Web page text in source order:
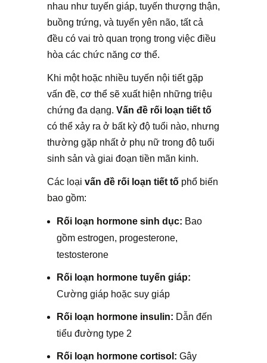
nhau như tuyến giáp, tuyến thượng thận,
buồng trứng, và tuyến yên não, tất cả
đều có vai trò quan trọng trong việc điều
hòa các chức năng cơ thể.
Khi một hoặc nhiều tuyến nội tiết gặp
vấn đề, cơ thể sẽ xuất hiện những triệu
chứng đa dạng. Vấn đề rối loạn tiết tố
có thể xảy ra ở bất kỳ độ tuổi nào, nhưng
thường gặp nhất ở phụ nữ trong độ tuổi
sinh sản và giai đoạn tiền mãn kinh.
Các loại vấn đề rối loạn tiết tố phổ biến
bao gồm:
Rối loạn hormone sinh dục: Bao
gồm estrogen, progesterone,
testosterone
Rối loạn hormone tuyến giáp:
Cường giáp hoặc suy giáp
Rối loạn hormone insulin: Dẫn đến
tiểu đường type 2
Rối loạn hormone cortisol: Gây